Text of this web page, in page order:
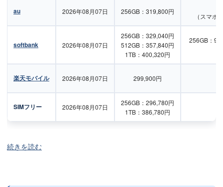
au 2026年08月07日 256GB：319,800円
（スマホ
softbank 2026年08月07日
256GB：329,040円
512GB：357,840円
1TB：400,320円
256GB：
楽天モバイル 2026年08月07日 299,900円
SIMフリー 2026年08月07日
256GB：296,780円
1TB：386,780円
続きを読む